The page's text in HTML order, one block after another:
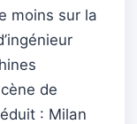
moins sur la
de
: Milan